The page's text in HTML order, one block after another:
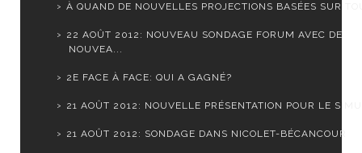
À QUAND DE NOUVELLES PROJECTIONS BASÉES SUR
22 AOÛT 2012: NOUVEAU SONDAGE FORUM AVEC DE
NOUVEA...
2E FACE À FACE: QUI A GAGNÉ?
21 AOÛT 2012: NOUVELLE PRÉSENTATION POUR LE
21 AOÛT 2012: SONDAGE DANS NICOLET-BÉCANCOUR